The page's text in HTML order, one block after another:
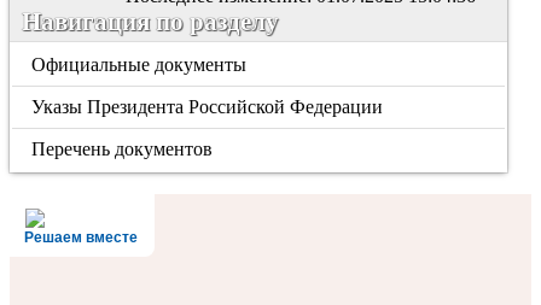
Навигация по разделу
Официальные документы
Указы Президента Российской Федерации
Перечень документов
Решаем вместе